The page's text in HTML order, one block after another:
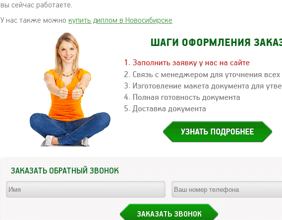
вы сейчас работаете.
У нас также можно купить диплом в Новосибирске
ЗАКАЗАТЬ ОБРАТНЫЙ ЗВОНОК